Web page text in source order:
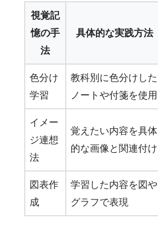
視覚記
憶の手
法
具体的な実践方法
色分け
学習
教科別に色分けした
ノートや付箋を使用
イメー
ジ連想
法
覚えたい内容を具体
的な画像と関連付け
図表作
成
学習した内容を図や
グラフで表現